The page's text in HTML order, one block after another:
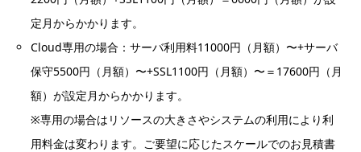
定月からかかります。
Cloud専用の場合：サーバ利用料11000円（月額）〜+サーバ
保守5500円（月額）〜+SSL1100円（月額）〜＝17600円（月
額）が設定月からかかります。
※専用の場合はリソースの大きさやシステムの利用により利
用料金は変わります。ご要望に応じたスケールでのお見積書